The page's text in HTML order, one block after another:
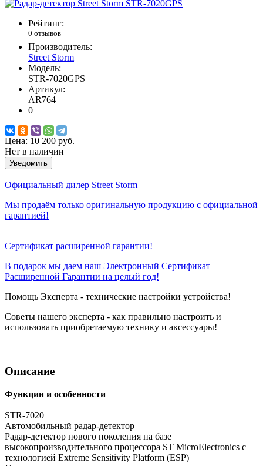
Рейтинг:
0 отзывов
Производитель:
Street Storm
Модель:
STR-7020GPS
Артикул:
AR764
0
Цена: 10 200 руб.
Нет в наличии
Уведомить
Официальный дилер Street Storm
Мы продаём только оригинальную продукцию с официальной
гарантией!
Сертификат расширенной гарантии!
В подарок мы даем наш Электронный Сертификат
Расширенной Гарантии на целый год!
Помощь Эксперта - технические настройки устройства!
Советы нашего эксперта - как правильно настроить и
использовать приобретаемую технику и аксессуары!
Описание
Функции и особенности
STR-7020
Автомобильный радар-детектор
Радар-детектор нового поколения на базе
высокопроизводительного процессора ST MicroElectronics с
технологией Extreme Sensitivity Platform (ESP)